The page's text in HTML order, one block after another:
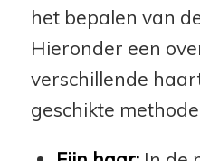
het bepalen van
Hieronder een
verschillende
geschikte